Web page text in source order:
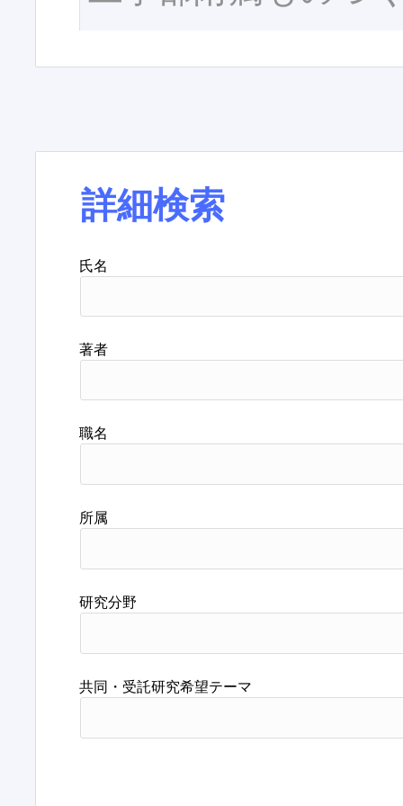
詳細検索
氏名
著者
職名
所属
研究分野
共同・受託研究希望テーマ